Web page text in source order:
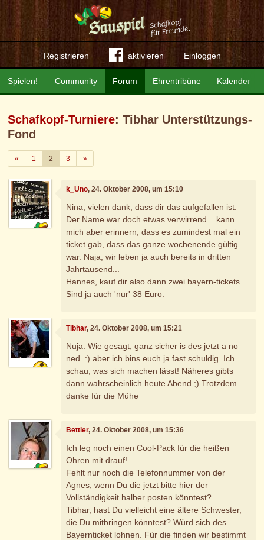
Registrieren aktivieren Einloggen
Community Forum Ehrentribüne Kalender
Spielen!
Schafkopf-Turniere: Tibhar Unterstützungs-
Fond
«Zurück
1 2 3 »Weiter
k_Uno, 24. Oktober 2008, um 15:10
Nina, vielen dank, dass dir das aufgefallen ist.
Der Name war doch etwas verwirrend... kann
mich aber erinnern, dass es zumindest mal ein
ticket gab, dass das ganze wochenende gültig
war. Naja, wir leben ja auch bereits in dritten
Jahrtausend...
Hannes, kauf dir also dann zwei bayern-tickets.
Sind ja auch 'nur' 38 Euro.
Tibhar, 24. Oktober 2008, um 15:21
Nuja. Wie gesagt, ganz sicher is des jetzt a no
ned. :) aber ich bins euch ja fast schuldig. Ich
schau, was sich machen lässt! Näheres gibts
dann wahrscheinlich heute Abend ;) Trotzdem
danke für die Mühe
Bettler, 24. Oktober 2008, um 15:36
Ich leg noch einen Cool-Pack für die heißen
Ohren mit drauf!
Fehlt nur noch die Telefonnummer von der
Agnes, wenn Du die jetzt bitte hier der
Vollständigkeit halber posten könntest?
Tibhar, hast Du vielleicht eine ältere Schwester,
die Du mitbringen könntest? Würd sich des
Bayernticket lohnen. Für die finden wir bestimmt